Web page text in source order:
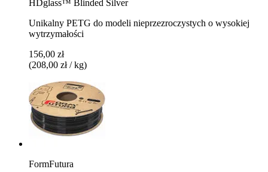
HDglass™ Blinded Silver
Unikalny PETG do modeli nieprzezroczystych o wysokiej
wytrzymałości
156,00 zł
(208,00 zł / kg)
FormFutura